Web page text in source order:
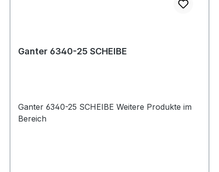
Ganter 6340-25 SCHEIBE
Ganter 6340-25 SCHEIBE Weitere Produkte im
Bereich